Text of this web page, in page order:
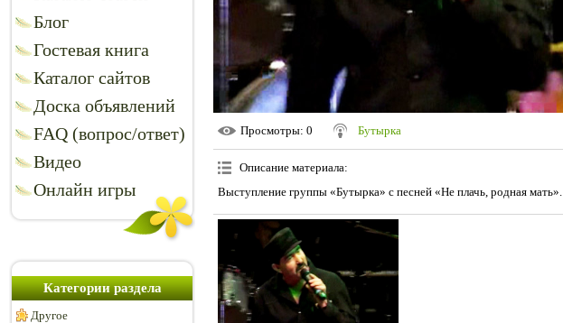
Блог
Гостевая книга
Каталог сайтов
Доска объявлений
FAQ (вопрос/ответ)
Видео
Онлайн игры
Категории раздела
Другое
Просмотры: 0 Бутырка
Описание материала:
Выступление группы «Бутырка» с песней «Не плачь, родная мать».